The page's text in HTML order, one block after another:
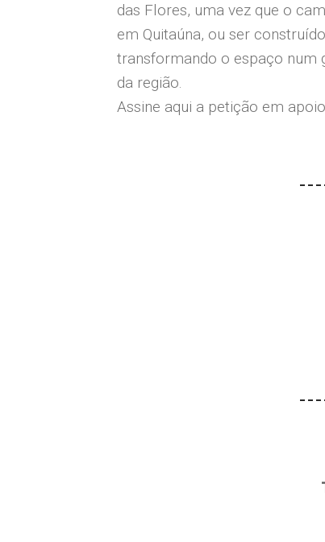
das Flores, uma vez que o
em Quitaúna, ou ser
transformando o espaço num
da região.
Assine aqui a petição em